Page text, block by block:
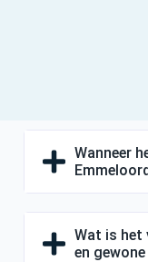
Wanneer
Wat is het
en